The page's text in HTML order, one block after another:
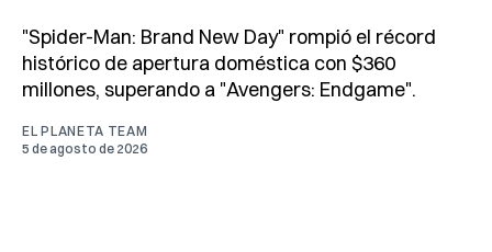
"Spider-Man: Brand New Day" rompió el récord
histórico de apertura doméstica con $360
millones, superando a "Avengers: Endgame".
EL PLANETA TEAM
5 de agosto de 2026